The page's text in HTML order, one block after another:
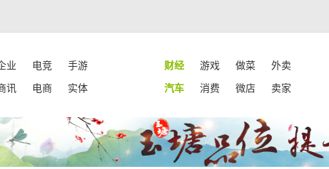
业 电竞 手游 财经 游戏 做菜 外卖
讯 电商 实体 汽车 消费 微店 卖家